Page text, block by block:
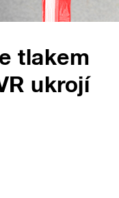
tlakem
ukrojí